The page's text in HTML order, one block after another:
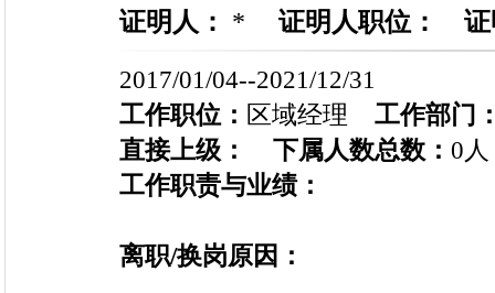
证明人： * 证明人职位：
2017/01/04--2021/12/31
工作职位： 区域经理 工作部门
直接上级：
下属人数总数： 0人
工作职责与业绩：
离职/换岗原因：